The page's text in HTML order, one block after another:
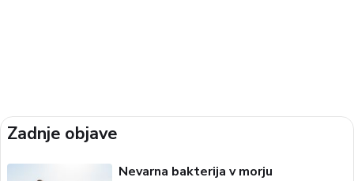
Zadnje objave
Nevarna bakterija v morju